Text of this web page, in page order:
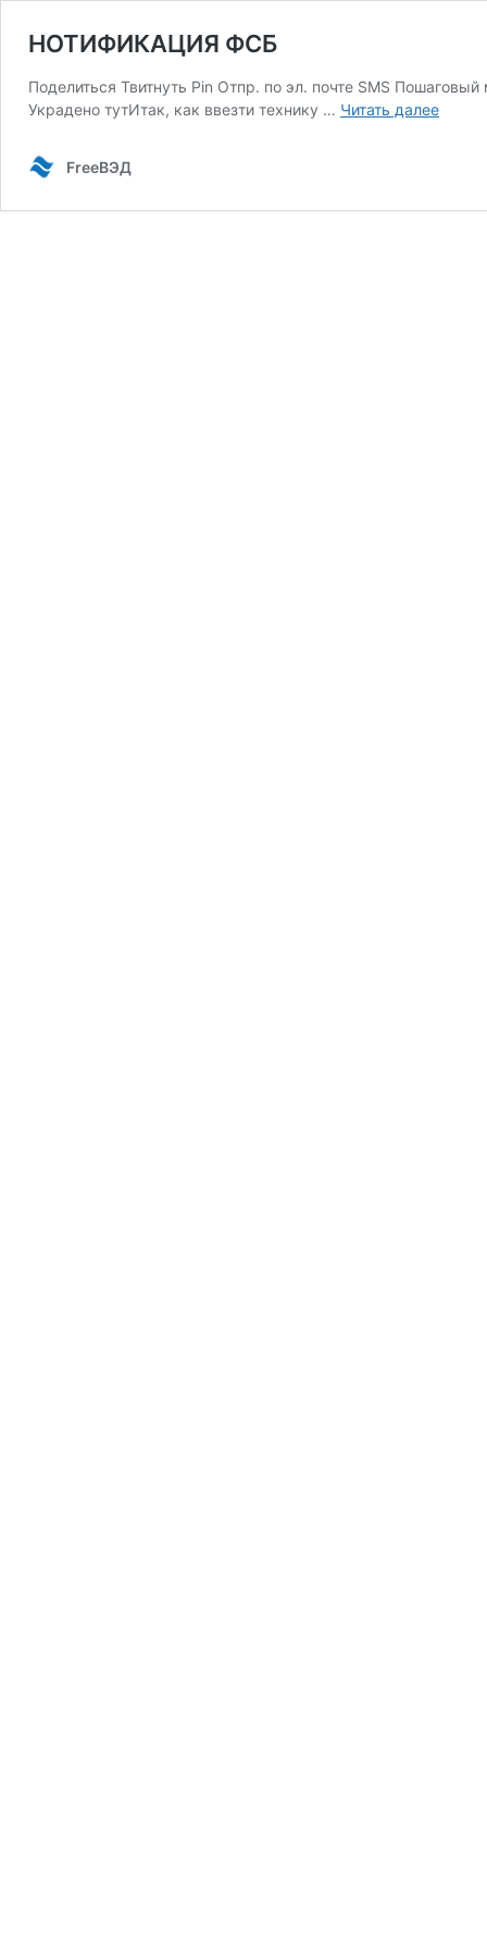
НОТИФИКАЦИЯ ФСБ
Поделиться Твитнуть Pin Отпр. по эл. почте SMS
Украдено тутИтак, как ввезти технику … Читать далее
FreeВЭД